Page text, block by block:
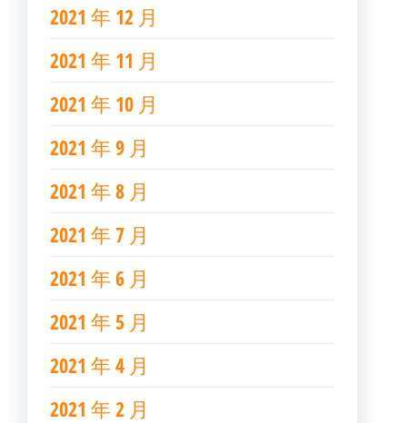
2021 年 12 月
2021 年 11 月
2021 年 10 月
2021 年 9 月
2021 年 8 月
2021 年 7 月
2021 年 6 月
2021 年 5 月
2021 年 4 月
2021 年 2 月